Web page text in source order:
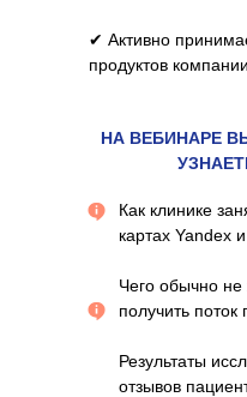
НА ВЕБИНАРЕ
Как клинике
картах Yandex
Чего обычно не
получить
Результаты
отзывов
✔ Активно
продуктов компании